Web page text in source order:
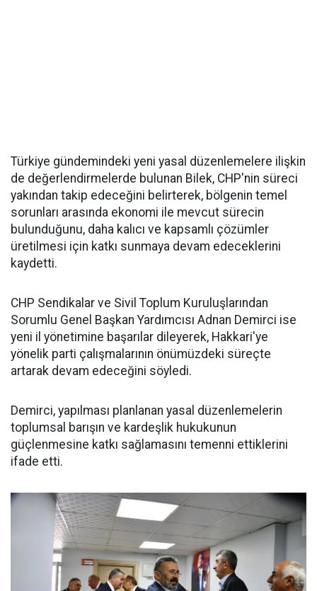
Türkiye gündemindeki yeni yasal düzenlemelere ilişkin
de değerlendirmelerde bulunan Bilek, CHP'nin süreci
yakından takip edeceğini belirterek, bölgenin temel
sorunları arasında ekonomi ile mevcut sürecin
bulunduğunu, daha kalıcı ve kapsamlı çözümler
üretilmesi için katkı sunmaya devam edeceklerini
kaydetti.
CHP Sendikalar ve Sivil Toplum Kuruluşlarından
Sorumlu Genel Başkan Yardımcısı Adnan Demirci ise
yeni il yönetimine başarılar dileyerek, Hakkari'ye
yönelik parti çalışmalarının önümüzdeki süreçte
artarak devam edeceğini söyledi.
Demirci, yapılması planlanan yasal düzenlemelerin
toplumsal barışın ve kardeşlik hukukunun
güçlenmesine katkı sağlamasını temenni ettiklerini
ifade etti.